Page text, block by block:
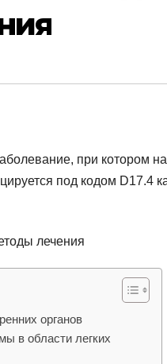
при котором
под кодом D17.4
органов
в области легких